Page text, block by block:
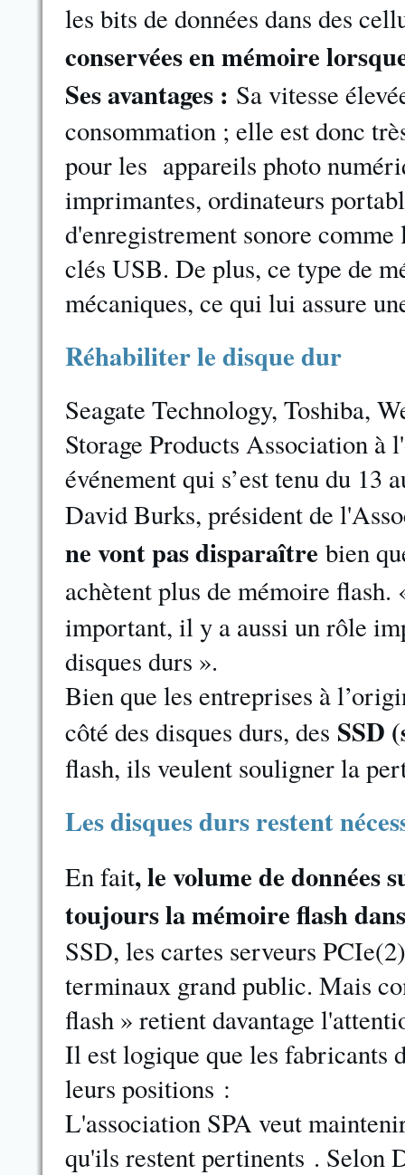
les bits de données dans des
conservées en mémoire
Ses avantages : Sa vitesse
consommation ; elle est donc
pour les appareils photo
imprimantes, ordinateurs
d'enregistrement sonore
clés USB. De plus, ce type de
mécaniques, ce qui lui assure
Réhabiliter le disque dur
Seagate Technology, Toshiba,
Storage Products Association
événement qui s’est tenu du 13
David Burks, président de
ne vont pas disparaître bien
achètent plus de mémoire flash.
important, il y a aussi un rôle
disques durs ».
Bien que les entreprises à
côté des disques durs, des SSD
flash, ils veulent souligner la
Les disques durs restent
En fait, le volume de données
toujours la mémoire flash
SSD, les cartes serveurs
terminaux grand public. Mais
flash » retient davantage
Il est logique que les fabricants
leurs positions :
L'association SPA veut
qu'ils restent pertinents . Selon